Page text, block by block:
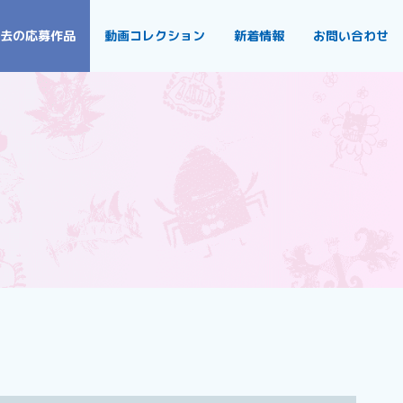
の応募作品 動画コレクション 新着情報 お問い合わせ